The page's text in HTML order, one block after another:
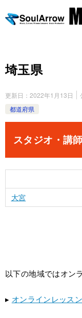
埼玉県
更新日： 2022年1月13日
都道府県
スタジオ・講
大宮
以下の地域ではオン
▸ オンラインレッス